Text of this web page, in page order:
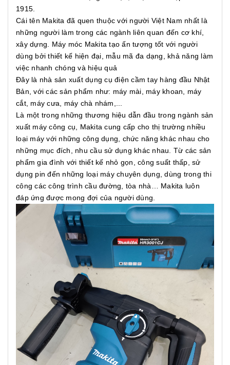
1915.
Cái tên Makita đã quen thuộc với người Việt Nam nhất là
những người làm trong các ngành liên quan đến cơ khí,
xây dựng. Máy móc Makita tạo ấn tượng tốt với người
dùng bởi thiết kế hiện đại, mẫu mã đa dạng, khả năng làm
việc nhanh chóng và hiệu quả
Đây là nhà sản xuất dụng cụ điện cầm tay hàng đầu Nhật
Bản, với các sản phẩm như: máy mài, máy khoan, máy
cắt, máy cưa, máy chà nhám,...
Là một trong những thương hiệu dẫn đầu trong ngành sản
xuất máy công cụ, Makita cung cấp cho thị trường nhiều
loại máy với những công dụng, chức năng khác nhau cho
những mục đích, nhu cầu sử dụng khác nhau. Từ các sản
phẩm gia đình với thiết kế nhỏ gọn, công suất thấp, sử
dụng pin đến những loại máy chuyên dụng, dùng trong thi
công các công trình cầu đường, tòa nhà… Makita luôn
đáp ứng được mong đợi của người dùng.